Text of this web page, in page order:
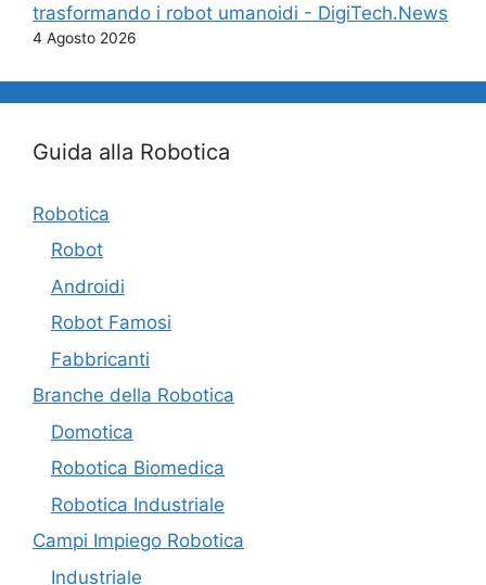
trasformando i robot umanoidi - DigiTech.News
4 Agosto 2026
Guida alla Robotica
Robotica
Robot
Androidi
Robot Famosi
Fabbricanti
Branche della Robotica
Domotica
Robotica Biomedica
Robotica Industriale
Campi Impiego Robotica
Industriale